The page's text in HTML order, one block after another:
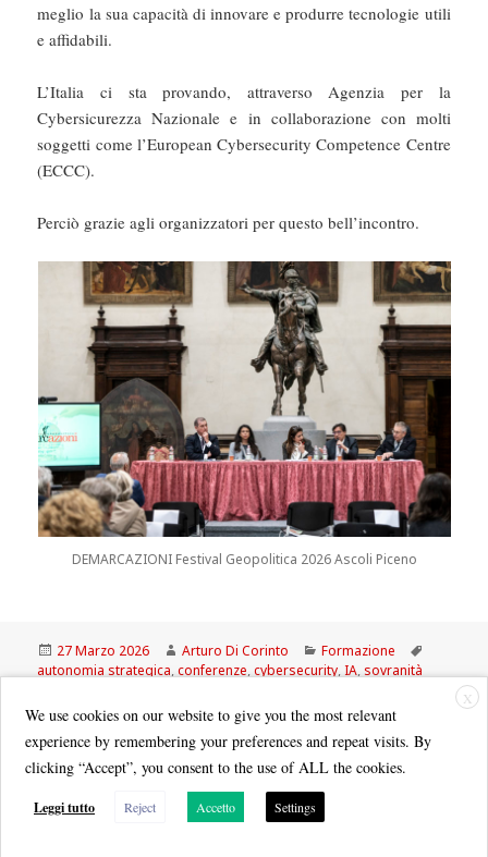
meglio la sua capacità di innovare e produrre tecnologie utili
e affidabili.
L’Italia ci sta provando, attraverso Agenzia per la
Cybersicurezza Nazionale e in collaborazione con molti
soggetti come l’European Cybersecurity Competence Centre
(ECCC).
Perciò grazie agli organizzatori per questo bell’incontro.
DEMARCAZIONI Festival Geopolitica 2026 Ascoli Piceno
Scritto
il
27 Marzo 2026 Autore
Arturo Di Corinto Categorie
Formazione
autonomia strategica,conferenze,cybersecurity,IA,sovranità
X
We use cookies on our website to give you the most relevant
experience by remembering your preferences and repeat visits. By
clicking “Accept”, you consent to the use of ALL the cookies.
Leggi tutto Reject Accetto Settings